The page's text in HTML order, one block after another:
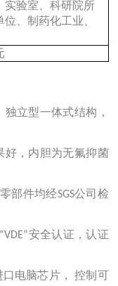
实验室、科研院所
位、制药化工业、
立型一体式结构，
好，内胆为无氟抑菌
部件均经SGS公司检
安全认证，认证
电脑芯片， 控制可